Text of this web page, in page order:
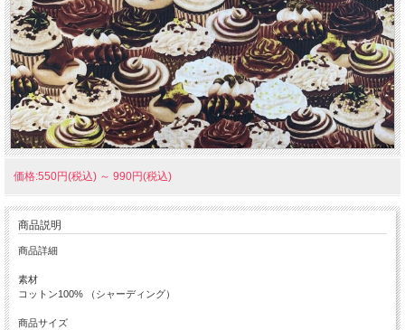
価格:550円(税込) ～ 990円(税込)
商品説明
商品詳細
素材
コットン100% （シャーディング）
商品サイズ